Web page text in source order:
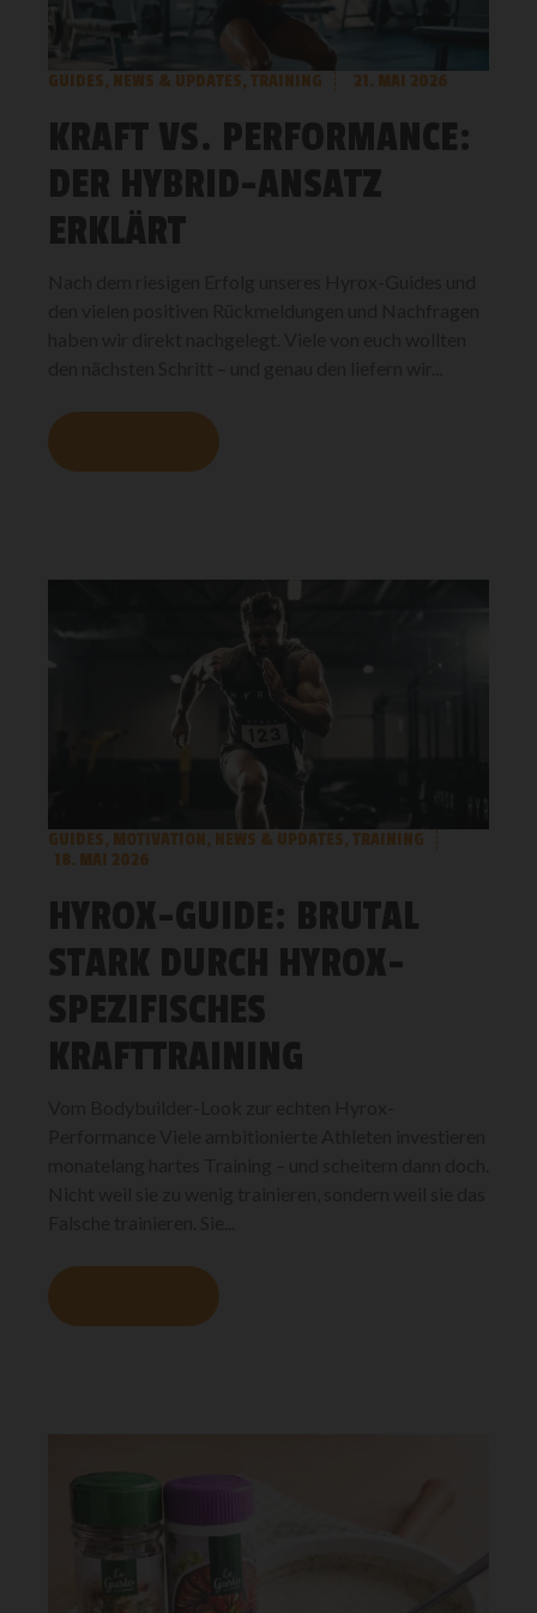
GUIDES, NEWS & UPDATES, TRAINING 21. MAI 2026
KRAFT VS. PERFORMANCE:
DER HYBRID-ANSATZ
ERKLÄRT
GUIDES, MOTIVATION, NEWS & UPDATES, TRAINING
18. MAI 2026
HYROX-GUIDE: BRUTAL
STARK DURCH HYROX-
SPEZIFISCHES
KRAFTTRAINING